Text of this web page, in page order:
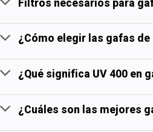
Filtros necesarios para
¿Cómo elegir las gafas
¿Qué significa UV 400 en
¿Cuáles son las mejores